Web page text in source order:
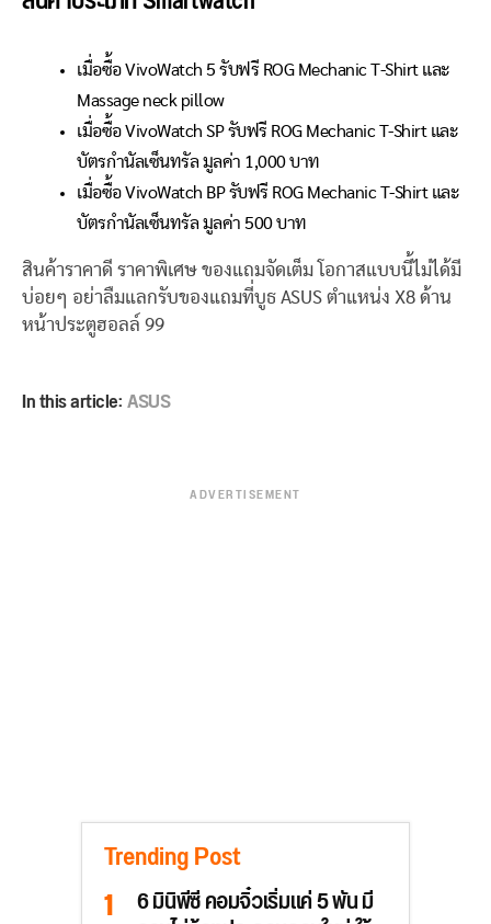
เมื่อซื้อ VivoWatch 5 รับฟรี ROG Mechanic T-Shirt และ
Massage neck pillow
เมื่อซื้อ VivoWatch SP รับฟรี ROG Mechanic T-Shirt และ
บัตรกำนัลเซ็นทรัล มูลค่า 1,000 บาท
เมื่อซื้อ VivoWatch BP รับฟรี ROG Mechanic T-Shirt และ
บัตรกำนัลเซ็นทรัล มูลค่า 500 บาท
สินค้าราคาดี ราคาพิเศษ ของแถมจัดเต็ม โอกาสแบบนี้ไม่ได้มี
บ่อยๆ อย่าลืมแลกรับของแถมที่บูธ ASUS ตำแหน่ง X8 ด้าน
หน้าประตูฮอลล์ 99
In this article:ASUS
ADVERTISEMENT
Trending Post
6 มินิพีซี คอมจิ๋วเริ่มแค่ 5 พัน มี